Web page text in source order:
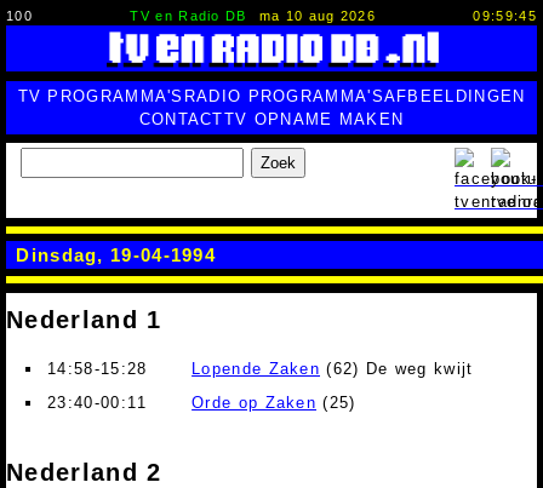
100 TV en Radio DB ma 10 aug 2026 09:59:46
TV PROGRAMMA'S RADIO PROGRAMMA'SAFBEELDINGEN
CONTACTTV OPNAME MAKEN
Zoek
Dinsdag, 19-04-1994
Nederland 1
14:58-15:28 Lopende Zaken (62) De weg kwijt
23:40-00:11
Orde op Zaken (25)
Nederland 2